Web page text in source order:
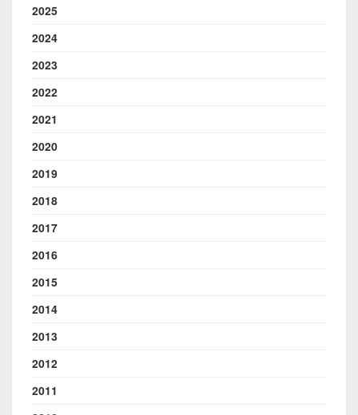
2025
2024
2023
2022
2021
2020
2019
2018
2017
2016
2015
2014
2013
2012
2011